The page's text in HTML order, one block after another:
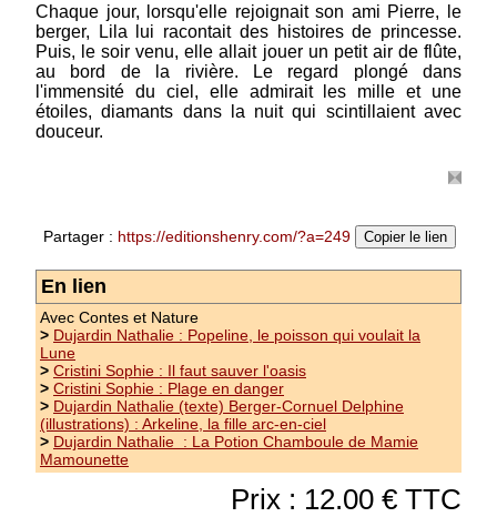
Aussi, lorsqu'il voit passer dans le ciel un
nuage qui pleut de toutes les couleurs, il décide
de...(suite)
Prix : 12.00 €
Dujardin Nathalie (texte) Berger-
Cornuel Delphine (illustration) : Le
Prince qui parlait au soleil
Chaque jour, lorsqu'elle rejoignait son ami Pierre, le
berger, Lila lui racontait des histoires de princesse.
Puis, le soir venu, elle allait jouer un petit air de flûte,
au bord de la rivière. Le regard plongé dans
l'immensité du ciel, elle admirait les mille et une
étoiles, diamants dans la nuit qui scintillaient avec
douceur.
Partager : https://editionshenry.com/?a=249 Copier le lien
En lien
Avec Contes et Nature
> Dujardin Nathalie : Popeline, le poisson qui voulait la
Lune
> Cristini Sophie : Il faut sauver l'oasis
> Cristini Sophie : Plage en danger
> Dujardin Nathalie (texte) Berger-Cornuel Delphine
(illustrations) : Arkeline, la fille arc-en-ciel
> Dujardin Nathalie : La Potion Chamboule de Mamie
Mamounette
Prix : 12.00 € TTC